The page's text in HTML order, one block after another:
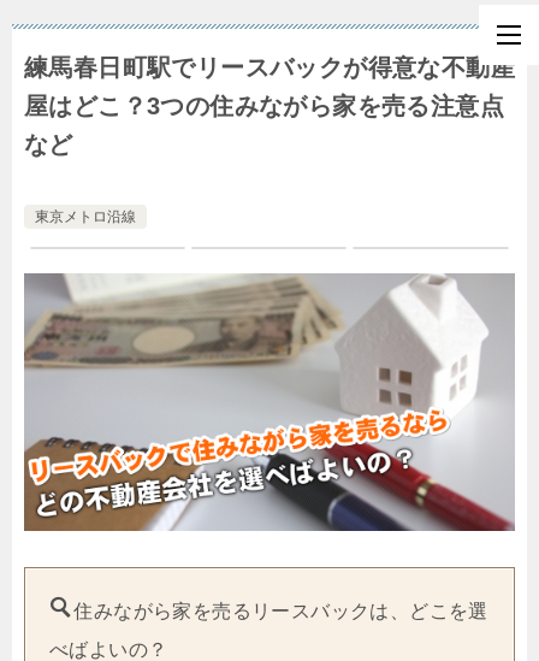
練馬春日町駅でリースバックが得意な不動産
屋はどこ？3つの住みながら家を売る注意点
など
東京メトロ沿線
住みながら家を売るリースバックは、どこを選
べばよいの？